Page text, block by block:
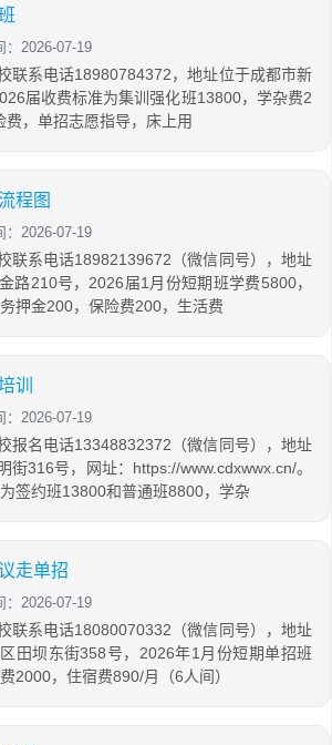
：2026-07-19
联系电话18980784372，地址位于成都市新
届收费标准为集训强化班13800，学杂费2
，单招志愿指导，床上用
程图
：2026-07-19
联系电话18982139672（微信同号），地址
路210号，2026届1月份短期班学费5800，
押金200，保险费200，生活费
训
：2026-07-19
报名电话13348832372（微信同号），地址
街316号，网址：https://www.cdxwwx.cn/。
签约班13800和普通班8800，学杂
走单招
：2026-07-19
联系电话18080070332（微信同号），地址
田坝东街358号，2026年1月份短期单招班
2000，住宿费890/月（6人间）